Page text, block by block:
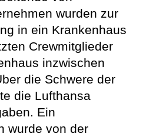
wurden zur
in ein Krankenhaus
Crewmitglieder
inzwischen
die Schwere der
die Lufthansa
Ein
wurde von der